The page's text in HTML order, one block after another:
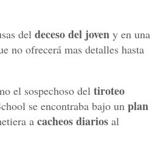
del deceso del joven y en una
no ofrecerá mas detalles hasta
el sospechoso del tiroteo
se encontraba bajo un plan
a cacheos diarios al